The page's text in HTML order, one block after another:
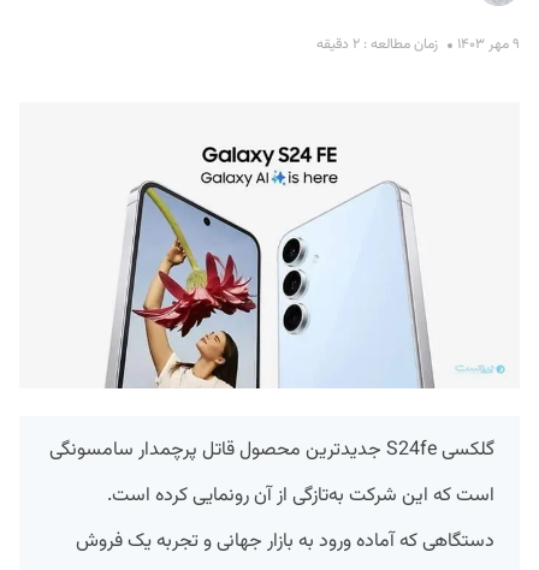
۹ مهر ۱۴۰۳ زمان مطالعه : ۲ دقیقه
گلکسی S24fe جدیدترین محصول قاتل پرچمدار سامسونگی
است که این شرکت به‌تازگی از آن رونمایی کرده است.
دستگاهی که آماده ورود به بازار جهانی و تجربه یک فروش